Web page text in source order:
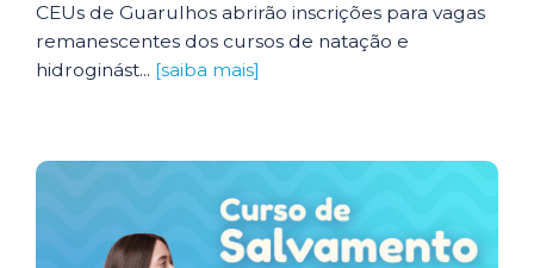
CEUs de Guarulhos abrirão inscrições para vagas
remanescentes dos cursos de natação e
hidroginást... [saiba mais]